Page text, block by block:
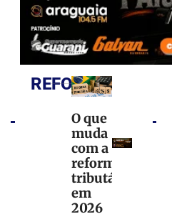
REFORMA
O que
muda
com a
reforma
tributária
em
2026